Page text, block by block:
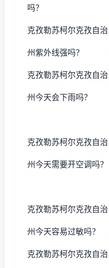
吗？
克孜勒苏柯尔克孜自治
州紫外线强吗？
克孜勒苏柯尔克孜自治
州今天会下雨吗？
克孜勒苏柯尔克孜自治
州今天需要开空调吗？
克孜勒苏柯尔克孜自治
州今天容易过敏吗？
克孜勒苏柯尔克孜自治